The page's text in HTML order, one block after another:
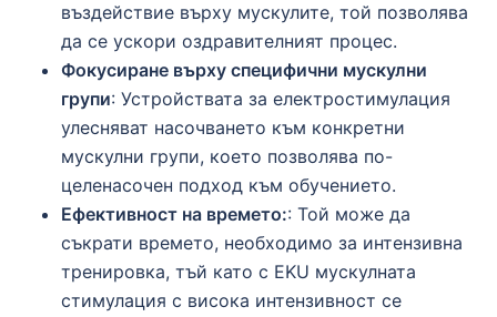
въздействие върху мускулите, той позволява
да се ускори оздравителният процес.
Фокусиране върху специфични мускулни
групи: Устройствата за електростимулация
улесняват насочването към конкретни
мускулни групи, което позволява по-
целенасочен подход към обучението.
Ефективност на времето:: Той може да
съкрати времето, необходимо за интензивна
тренировка, тъй като с EKU мускулната
стимулация с висока интензивност се